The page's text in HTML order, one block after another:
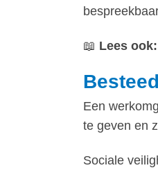
📖 Lees ook:
Een
te geven en
Sociale